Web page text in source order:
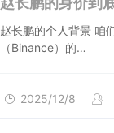
赵长鹏的个人背景 咱
（Binance）的…
2025/12/8